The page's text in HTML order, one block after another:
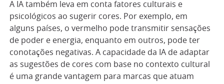
A IA também leva em conta fatores culturais e
psicológicos ao sugerir cores. Por exemplo, em
alguns países, o vermelho pode transmitir sensações
de poder e energia, enquanto em outros, pode ter
conotações negativas. A capacidade da IA de adaptar
as sugestões de cores com base no contexto cultural
é uma grande vantagem para marcas que atuam